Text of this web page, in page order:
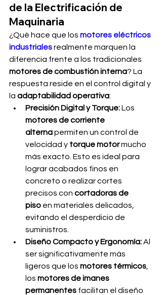
de la Electrificación de
Maquinaria
¿Qué hace que los motores eléctricos
industriales realmente marquen la
diferencia frente a los tradicionales
motores de combustión interna? La
respuesta reside en el control digital y
la adaptabilidad operativa:
Precisión Digital y Torque: Los
motores de corriente
alterna permiten un control de
velocidad y torque motor mucho
más exacto. Esto es ideal para
lograr acabados finos en
concreto o realizar cortes
precisos con cortadoras de
piso en materiales delicados,
evitando el desperdicio de
suministros.
Diseño Compacto y Ergonomía: Al
ser significativamente más
ligeros que los motores térmicos
los motores de imanes
permanentes facilitan el diseño